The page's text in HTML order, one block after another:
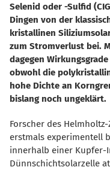
Selenid oder -Sulfid
Dingen von der
kristallinen
zum Stromverlust bei.
dagegen
obwohl die
hohe Dichte an
bislang noch ungeklärt.
Forscher des
erstmals experimentell
innerhalb einer Kupfer-
Dünnschichtsolarzelle